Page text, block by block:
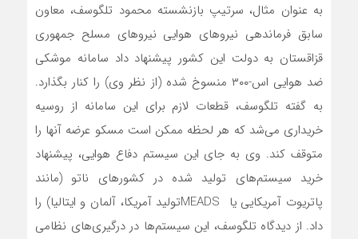
به عنوان مثال، سرتیپ بازنشسته محمود تلگوسف، معاون
سابق فرماندهی نیروهای هوایی نیروهای مسلح جمهوری
قزاقستان به دولت این کشور پیشنهاد داد سامانه موشکی
ضد هوایی اس-۳۰۰ منسوخ شده (از نظر وی) را کنار بگذارد.
به گفته تلگوسف، قطعات لازم برای این سامانه از روسیه
خریداری می‌شد که هر لحظه ممکن است مسکو عرضه آنها را
متوقف کند. وی به جای این سیستم دفاع هوایی، پیشنهاد
خرید سیستم‌های تولید شده در کشورهای ناتو (مانند
پاتریوت آمریکایی یا MEADSتولید آمریکا، آلمان و ایتالیا) را
داد. از دیدگاه تلگوسف، این سیستم‌ها در درگیری‌های نظامی